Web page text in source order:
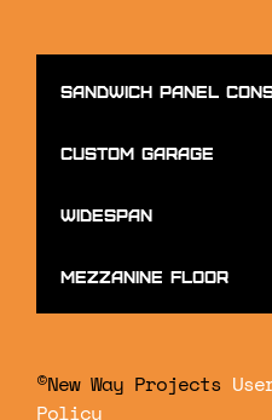
Sandwich panel
Custom Garage
Widespan
mezzanine floor
©New Way Projects
Policy